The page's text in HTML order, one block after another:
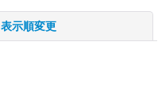
表示順変更